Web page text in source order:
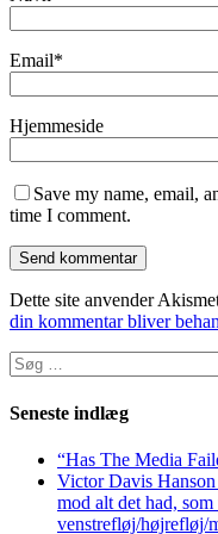
Email*
Hjemmeside
Save my name, email,
time I comment.
Dette site anvender
din kommentar bliver
Søg
efter:
Seneste indlæg
“Has The Media
Victor Davis
mod alt det had,
venstrefløj/højrefløj/